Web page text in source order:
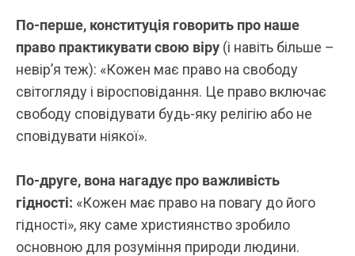
По-перше, конституція говорить про наше
право практикувати свою віру (і навіть більше –
невір’я теж): «Кожен має право на свободу
світогляду і віросповідання. Це право включає
свободу сповідувати будь-яку релігію або не
сповідувати ніякої».
По-друге, вона нагадує про важливість
гідності: «Кожен має право на повагу до його
гідності», яку саме християнство зробило
основною для розуміння природи людини.